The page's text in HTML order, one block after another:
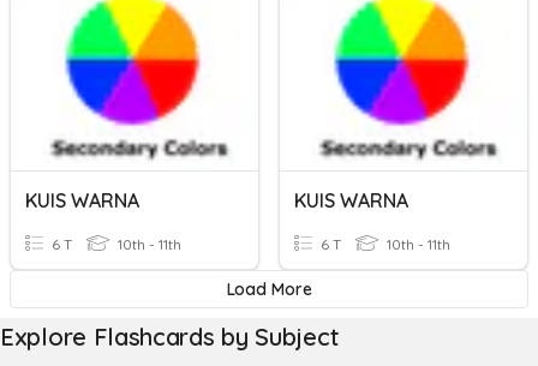
KUIS WARNA
6 T 10th - 11th
KUIS WARNA
6 T 10th - 11th
Load More
Explore Flashcards by Subject